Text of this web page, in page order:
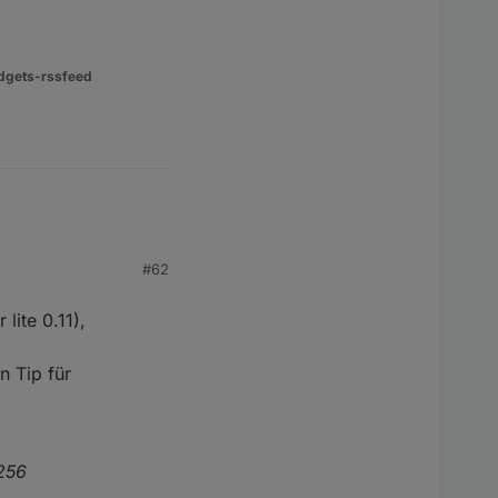
rssfeed
#62
lite 0.11),
Tip für